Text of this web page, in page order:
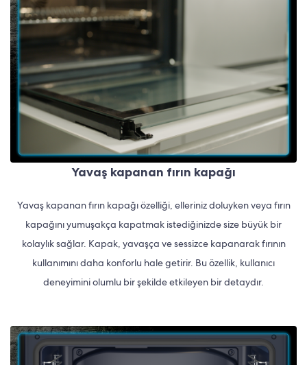
Yavaş kapanan fırın kapağı
Yavaş kapanan fırın kapağı özelliği, elleriniz doluyken veya fırın
kapağını yumuşakça kapatmak istediğinizde size büyük bir
kolaylık sağlar. Kapak, yavaşça ve sessizce kapanarak fırının
kullanımını daha konforlu hale getirir. Bu özellik, kullanıcı
deneyimini olumlu bir şekilde etkileyen bir detaydır.